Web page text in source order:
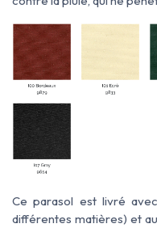
Ce parasol est livré
différentes matières) et